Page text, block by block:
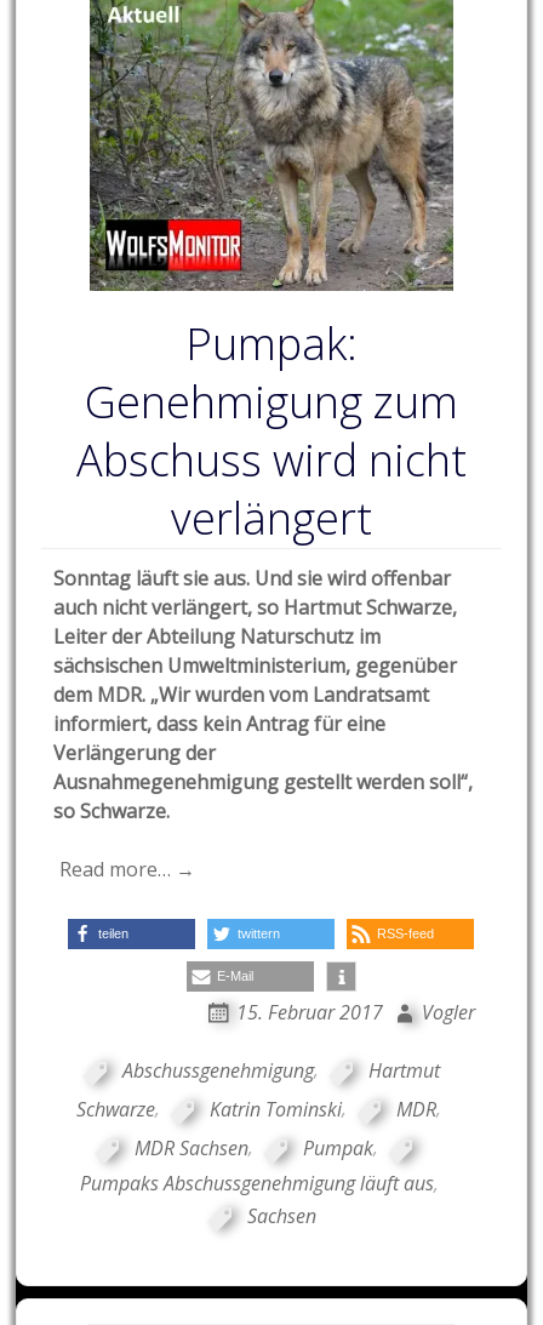
Pumpak:
Genehmigung zum
Abschuss wird nicht
verlängert
Sonntag läuft sie aus. Und sie wird offenbar
auch nicht verlängert, so Hartmut Schwarze,
Leiter der Abteilung Naturschutz im
sächsischen Umweltministerium, gegenüber
dem MDR. „Wir wurden vom Landratsamt
informiert, dass kein Antrag für eine
Verlängerung der
Ausnahmegenehmigung gestellt werden soll“,
so Schwarze.
Read more… →
teilen twittern RSS-feed
E-Mail
15. Februar 2017 Vogler
Abschussgenehmigung,
Hartmut
Schwarze, Katrin Tominski, MDR,
MDR Sachsen, Pumpak,
Pumpaks Abschussgenehmigung läuft aus,
Sachsen